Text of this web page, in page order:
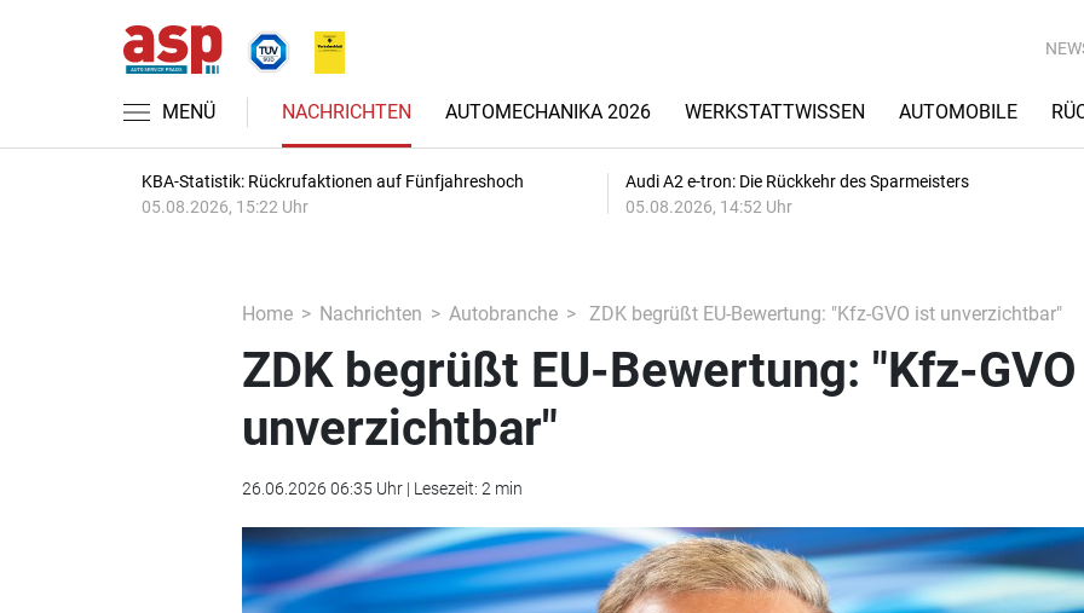
MENÜ NACHRICHTEN AUTOMECHANIKA 2026 WERKSTATTWISSEN AUTOMOBILE
KBA-Statistik: Rückrufaktionen auf Fünfjahreshoch
05.08.2026, 15:22 Uhr
Audi A2 e-tron: Die Rückkehr des Sparmeisters
05.08.2026, 14:52 Uhr
Home Nachrichten Autobranche ZDK begrüßt EU-Bewertung: "Kfz-GVO ist unverzichtbar"
ZDK begrüßt EU-Bewertung: "Kfz-
unverzichtbar"
26.06.2026 06:35 Uhr | Lesezeit: 2 min